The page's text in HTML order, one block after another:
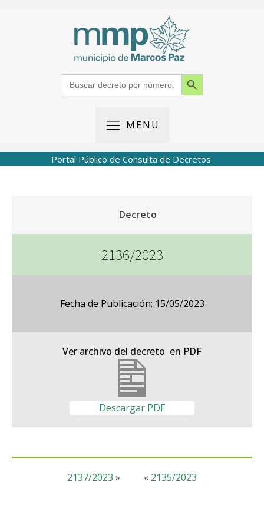
Search
for:
Search Button
MENU
Portal Público de Consulta de Decretos
Decreto
2136/2023
Fecha de Publicación: 15/05/2023
Ver archivo del decreto en PDF
Descargar PDF
« 2135/2023
2137/2023 »